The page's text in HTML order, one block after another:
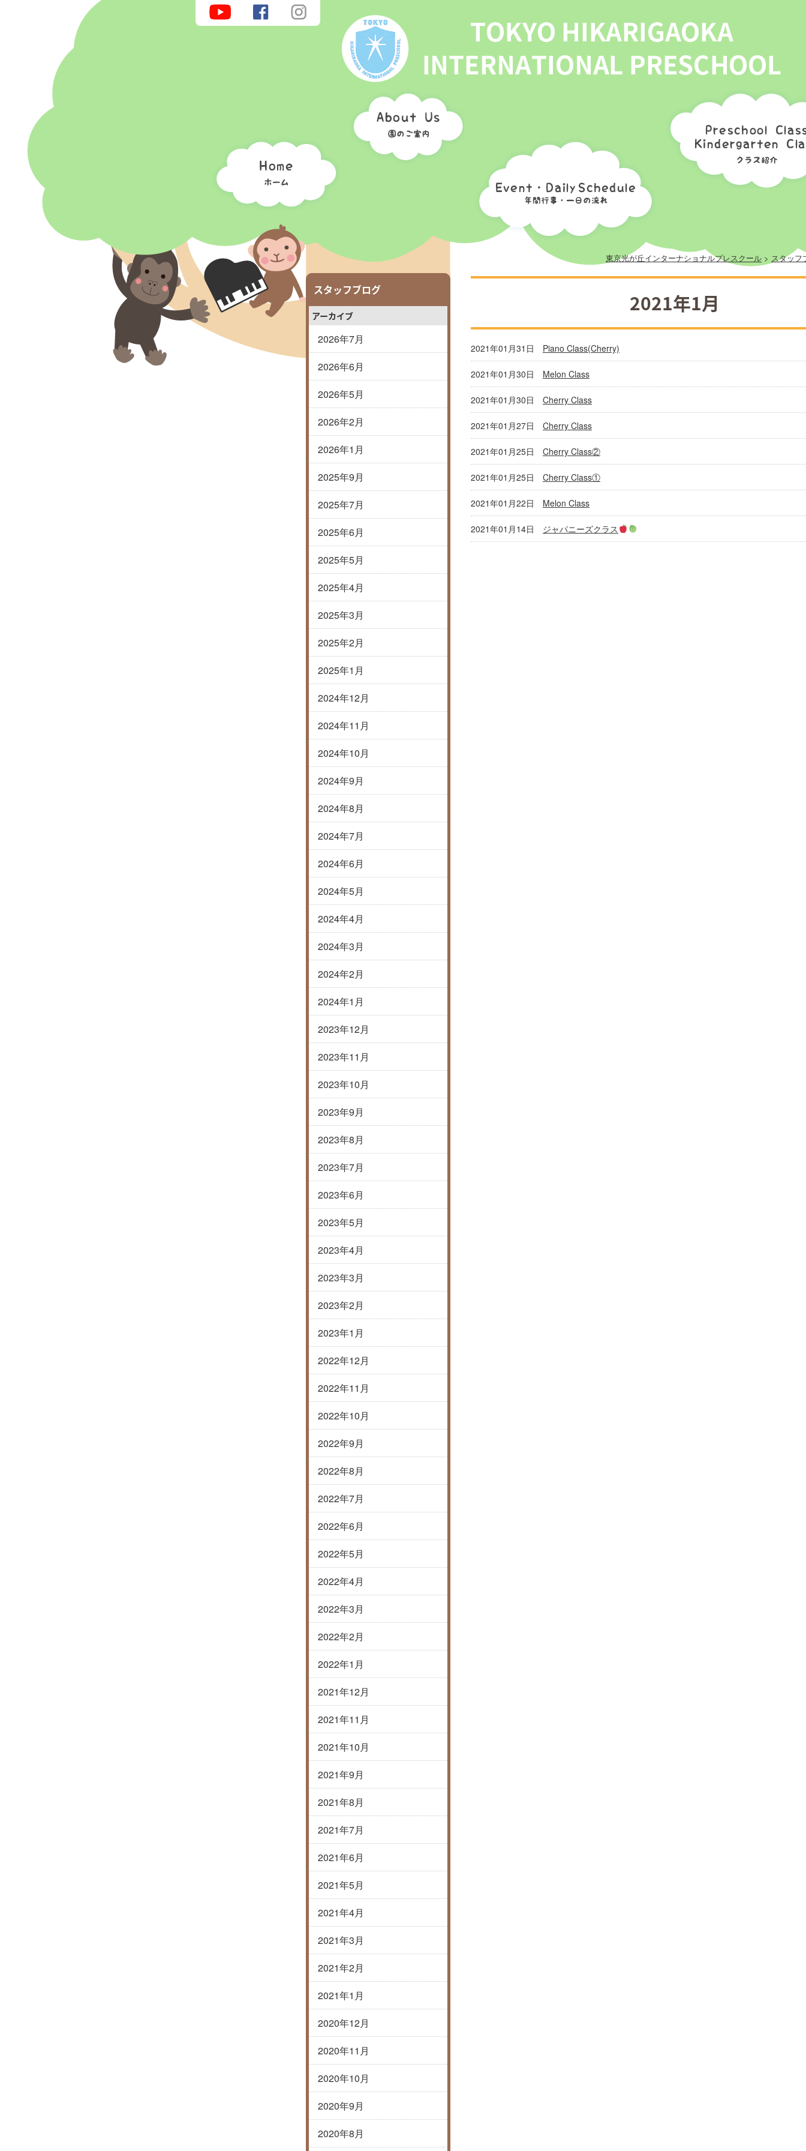
プレスクールとは
体験入学／見学
提携校
年間スケジュール
1日の流れ
チェリークラス
アップルクラス
メロンクラス
グレープクラス
東京光が丘インターナショナルプレスクール > スタッフ
2021年1月
2021年01月31日 Piano Class(Cherry)
2021年01月30日 Melon Class
2021年01月30日 Cherry Class
2021年01月27日 Cherry Class
2021年01月25日 Cherry Class②
2021年01月25日 Cherry Class①
2021年01月22日 Melon Class
2021年01月14日 ジャパニーズクラス
スタッフブログ
アーカイブ
2026年7月
2026年6月
2026年5月
2026年2月
2026年1月
2025年9月
2025年7月
2025年6月
2025年5月
2025年4月
2025年3月
2025年2月
2025年1月
2024年12月
2024年11月
2024年10月
2024年9月
2024年8月
2024年7月
2024年6月
2024年5月
2024年4月
2024年3月
2024年2月
2024年1月
2023年12月
2023年11月
2023年10月
2023年9月
2023年8月
2023年7月
2023年6月
2023年5月
2023年4月
2023年3月
2023年2月
2023年1月
2022年12月
2022年11月
2022年10月
2022年9月
2022年8月
2022年7月
2022年6月
2022年5月
2022年4月
2022年3月
2022年2月
2022年1月
2021年12月
2021年11月
2021年10月
2021年9月
2021年8月
2021年7月
2021年6月
2021年5月
2021年4月
2021年3月
2021年2月
2021年1月
2020年12月
2020年11月
2020年10月
2020年9月
2020年8月